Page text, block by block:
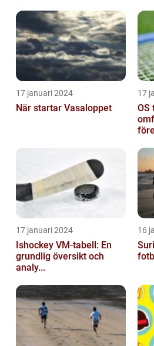
17 januari 2024
När startar Vasaloppet
17
OS
17 januari 2024
Ishockey VM-tabell: En
grundlig översikt och
analy...
16